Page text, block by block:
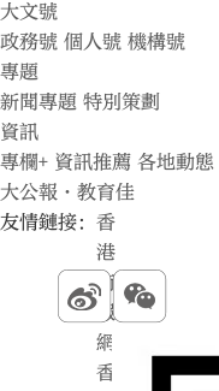
大文號
政務號 個人號 機構號
專題
新聞專題 特別策劃
資訊
專欄+ 資訊推薦 各地動態
大公報·教育佳
友情鏈接： 香
港
商
報
網
香